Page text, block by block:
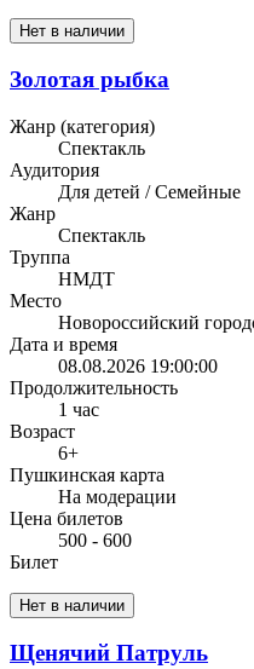
Нет в наличии
Золотая рыбка
Жанр (категория)
Спектакль
Аудитория
Для детей / Семейные
Жанр
Спектакль
Труппа
НМДТ
Место
Новороссийский
Дата и время
08.08.2026 19:00:00
Продолжительность
1 час
Возраст
6+
Пушкинская карта
На модерации
Цена билетов
500 - 600
Билет
Нет в наличии
Щенячий Патруль